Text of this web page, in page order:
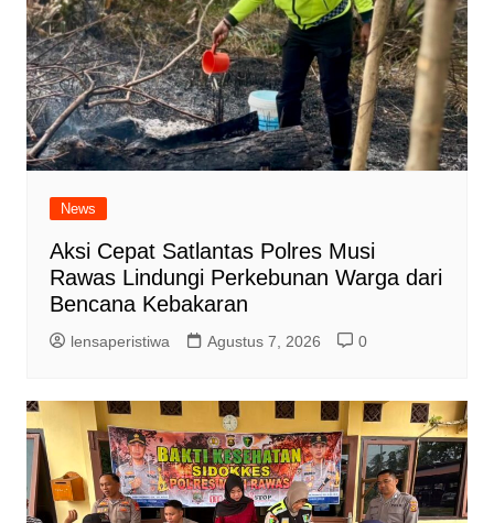
News
Aksi Cepat Satlantas Polres Musi
Rawas Lindungi Perkebunan Warga dari
Bencana Kebakaran
lensaperistiwa Agustus 7, 2026 0